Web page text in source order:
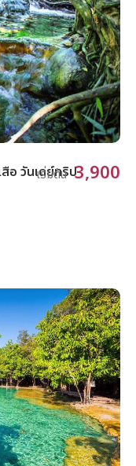
อ วันเดย์ทริป
เริ่มต้น 3,900